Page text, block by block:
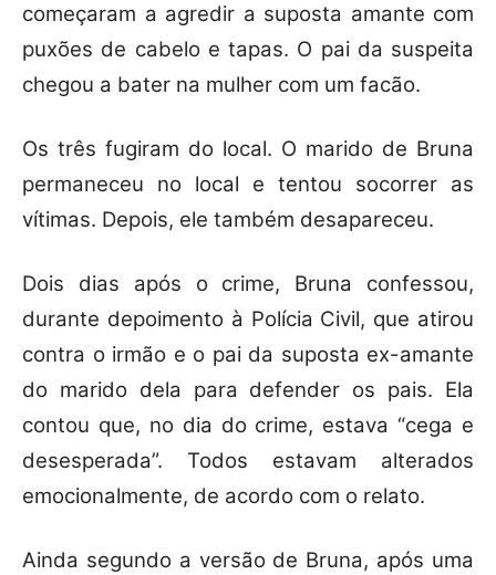
começaram a agredir a suposta amante com
puxões de cabelo e tapas. O pai da suspeita
chegou a bater na mulher com um facão.
Os três fugiram do local. O marido de Bruna
permaneceu no local e tentou socorrer as
vítimas. Depois, ele também desapareceu.
Dois dias após o crime, Bruna confessou,
durante depoimento à Polícia Civil, que atirou
contra o irmão e o pai da suposta ex-amante
do marido dela para defender os pais. Ela
contou que, no dia do crime, estava “cega e
desesperada”. Todos estavam alterados
emocionalmente, de acordo com o relato.
Ainda segundo a versão de Bruna, após uma